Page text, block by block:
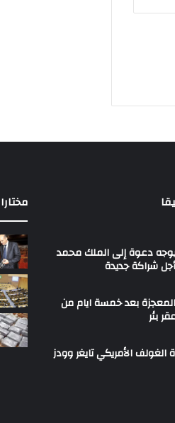
يوجه دعوة إلى الملك محمد
شراكة جديدة
المعجزة بعد خمسة ايام من
بئر
الأمريكي تايغر وودز